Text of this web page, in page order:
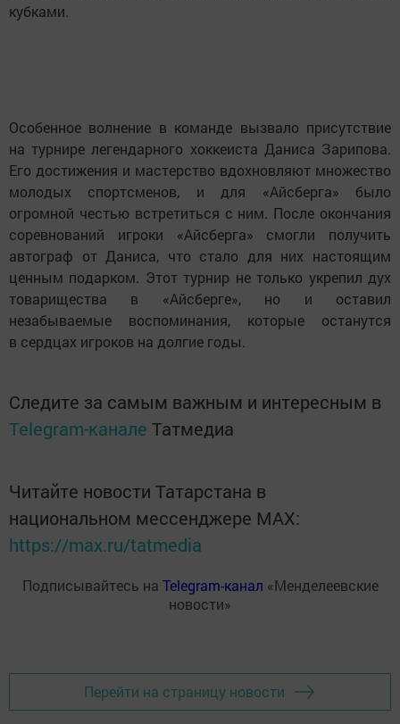
кубками.
Особенное волнение в команде вызвало присутствие
на турнире легендарного хоккеиста Даниса Зарипова.
Его достижения и мастерство вдохновляют множество
молодых спортсменов, и для «Айсберга» было
огромной честью встретиться с ним. После окончания
соревнований игроки «Айсберга» смогли получить
автограф от Даниса, что стало для них настоящим
ценным подарком. Этот турнир не только укрепил дух
товарищества в «Айсберге», но и оставил
незабываемые воспоминания, которые останутся
в сердцах игроков на долгие годы.
Следите за самым важным и интересным в
Telegram-канале Татмедиа
Читайте новости Татарстана в
национальном мессенджере MАХ:
https://max.ru/tatmedia
Подписывайтесь на Telegram-канал «Менделеевские
новости»
Перейти на страницу новости